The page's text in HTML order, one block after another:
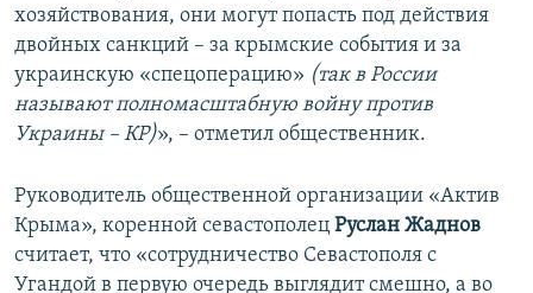
хозяйствования, они могут попасть под действия
двойных санкций – за крымские события и за
украинскую «спецоперацию» (так в России
называют полномасштабную войну против
Украины – КР)», – отметил общественник.
Руководитель общественной организации «Актив
Крыма», коренной севастополец Руслан Жаднов
считает, что «сотрудничество Севастополя с
Угандой в первую очередь выглядит смешно, а во